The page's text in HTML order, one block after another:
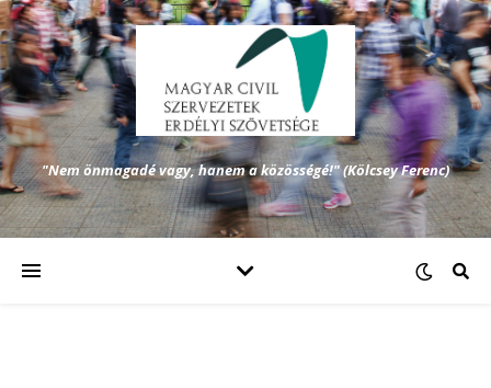
"Nem önmagadé vagy, hanem a közösségé!" (Kölcsey Ferenc)